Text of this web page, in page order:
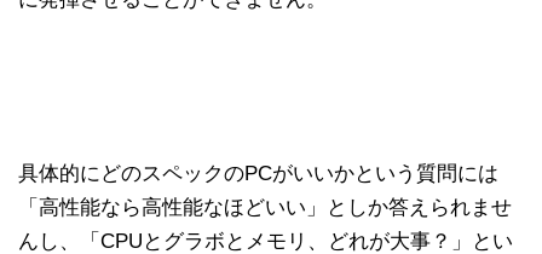
具体的にどのスペックのPCがいいかという質問には
「高性能なら高性能なほどいい」としか答えられませ
んし、「CPUとグラボとメモリ、どれが大事？」とい